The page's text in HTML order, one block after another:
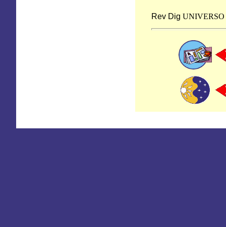
Rev Dig UNIVERSO